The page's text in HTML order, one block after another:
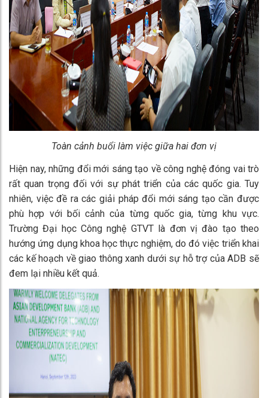
Toàn cảnh buổi làm việc giữa hai đơn vị
Hiện nay, những đổi mới sáng tạo về công nghệ đóng vai trò
rất quan trọng đối với sự phát triển của các quốc gia. Tuy
nhiên, việc đề ra các giải pháp đổi mới sáng tạo cần được
phù hợp với bối cảnh của từng quốc gia, từng khu vực.
Trường Đại học Công nghệ GTVT là đơn vị đào tạo theo
hướng ứng dụng khoa học thực nghiệm, do đó việc triển khai
các kế hoạch về giao thông xanh dưới sự hỗ trợ của ADB sẽ
đem lại nhiều kết quả.